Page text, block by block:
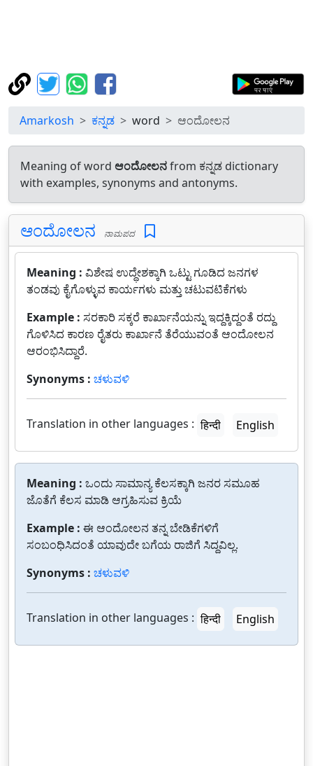
Amarkosh ಕನ್ನಡ word ಆಂದೋಲನ
Meaning of word ಆಂದೋಲನfrom ಕನ್ನಡ dictionary
with examples, synonyms and antonyms.
ಆಂದೋಲನ ನಾಮಪದ
Meaning : ವಿಶೇಷ ಉದ್ಧೇಶಕ್ಕಾಗಿ ಒಟ್ಟು ಗೂಡಿದ ಜನಗಳ
ತಂಡವು ಕೈಗೊಳ್ಳುವ ಕಾರ್ಯಗಳು ಮತ್ತು ಚಟುವಟಿಕೆಗಳು
Example : ಸರಕಾರಿ ಸಕ್ಕರೆ ಕಾರ್ಖಾನೆಯನ್ನು ಇದ್ದಕ್ಕಿದ್ದಂತೆ ರದ್ದು
ಗೊಳಿಸಿದ ಕಾರಣ ರೈತರು ಕಾರ್ಖಾನೆ ತೆರೆಯುವಂತೆ ಆಂದೋಲನ
ಆರಂಭಿಸಿದ್ದಾರೆ.
Synonyms : ಚಳುವಳಿ
Translation in other languages : हिन्दी English
Meaning : ಒಂದು ಸಾಮಾನ್ಯ ಕೆಲಸಕ್ಕಾಗಿ ಜನರ ಸಮೂಹ
ಜೊತೆಗೆ ಕೆಲಸ ಮಾಡಿ ಆಗ್ರಹಿಸುವ ಕ್ರಿಯೆ
Example : ಈ ಆಂದೋಲನ ತನ್ನ ಬೇಡಿಕೆಗಳಿಗೆ
ಸಂಬಂಧಿಸಿದಂತೆ ಯಾವುದೇ ಬಗೆಯ ರಾಜಿಗೆ ಸಿದ್ದವಿಲ್ಲ.
Synonyms : ಚಳುವಳಿ
Translation in other languages : हिन्दी English